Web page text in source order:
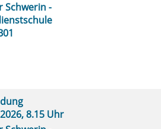
Schwerin -
8.15 Uhr